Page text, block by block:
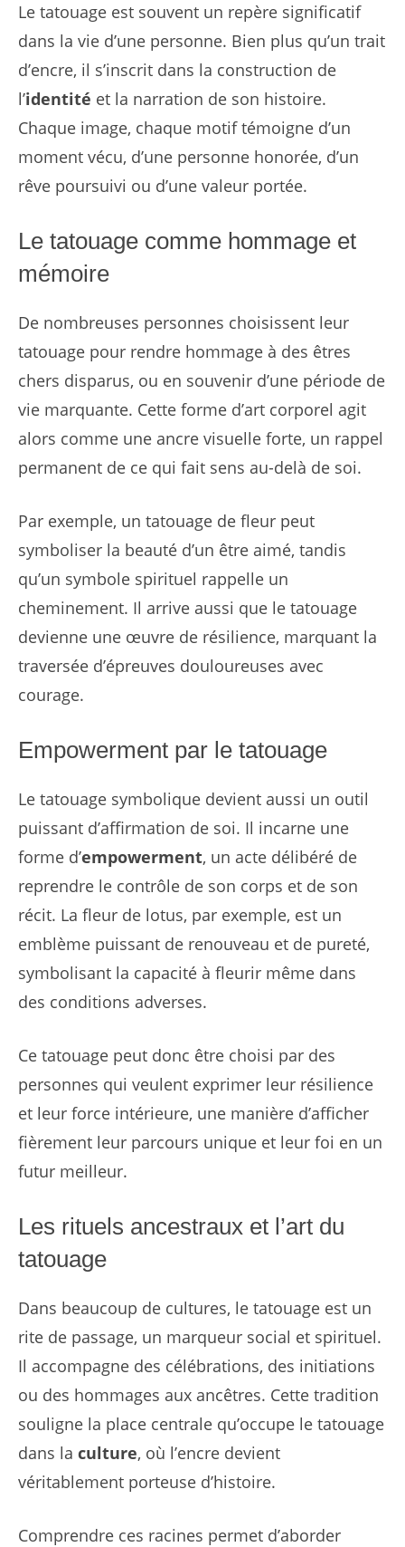
Le tatouage est souvent un repère significatif
dans la vie d’une personne. Bien plus qu’un trait
d’encre, il s’inscrit dans la construction de
l’identité et la narration de son histoire.
Chaque image, chaque motif témoigne d’un
moment vécu, d’une personne honorée, d’un
rêve poursuivi ou d’une valeur portée.
Le tatouage comme hommage et
mémoire
De nombreuses personnes choisissent leur
tatouage pour rendre hommage à des êtres
chers disparus, ou en souvenir d’une période de
vie marquante. Cette forme d’art corporel agit
alors comme une ancre visuelle forte, un rappel
permanent de ce qui fait sens au-delà de soi.
Par exemple, un tatouage de fleur peut
symboliser la beauté d’un être aimé, tandis
qu’un symbole spirituel rappelle un
cheminement. Il arrive aussi que le tatouage
devienne une œuvre de résilience, marquant la
traversée d’épreuves douloureuses avec
courage.
Empowerment par le tatouage
Le tatouage symbolique devient aussi un outil
puissant d’affirmation de soi. Il incarne une
forme d’empowerment, un acte délibéré de
reprendre le contrôle de son corps et de son
récit. La fleur de lotus, par exemple, est un
emblème puissant de renouveau et de pureté,
symbolisant la capacité à fleurir même dans
des conditions adverses.
Ce tatouage peut donc être choisi par des
personnes qui veulent exprimer leur résilience
et leur force intérieure, une manière d’afficher
fièrement leur parcours unique et leur foi en un
futur meilleur.
Les rituels ancestraux et l’art du
tatouage
Dans beaucoup de cultures, le tatouage est un
rite de passage, un marqueur social et spirituel.
Il accompagne des célébrations, des initiations
ou des hommages aux ancêtres. Cette tradition
souligne la place centrale qu’occupe le tatouage
dans la culture, où l’encre devient
véritablement porteuse d’histoire.
Comprendre ces racines permet d’aborder